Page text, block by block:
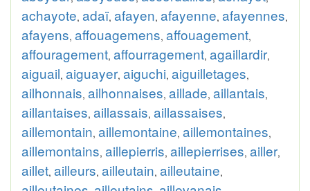
achayote, adaï, afayen, afayenne, afayennes,
afayens, affouagemens, affouagement,
affouragement, affourragement, agaillardir,
aiguail, aiguayer, aiguchi, aiguilletages,
ailhonnais, ailhonnaises, aillade, aillantais,
aillantaises, aillassais, aillassaises,
aillemontain, aillemontaine, aillemontaines,
aillemontains, aillepierris, aillepierrises, ailler,
aillet, ailleurs, ailleutain, ailleutaine,